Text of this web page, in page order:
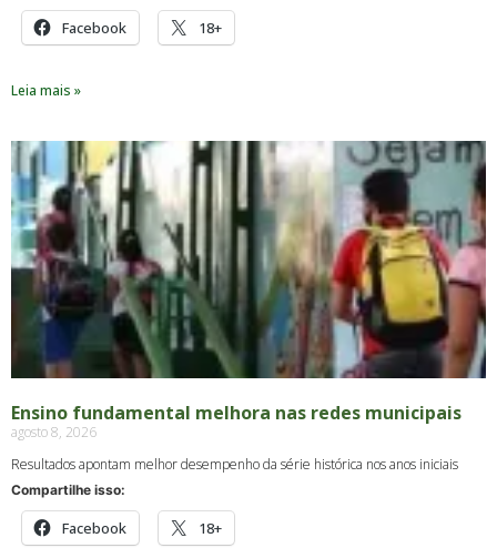
Facebook 18+
Leia mais »
Ensino fundamental melhora nas redes municipais
agosto 8, 2026
Resultados apontam melhor desempenho da série histórica nos anos iniciais
Compartilhe isso:
Facebook 18+